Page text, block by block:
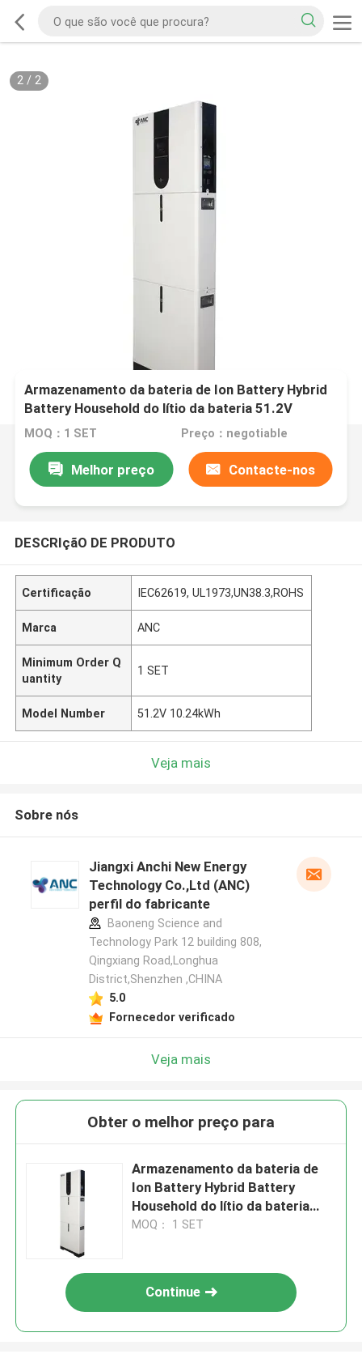
2/ 2
Armazenamento da bateria de Ion Battery Hybrid
Battery Household do lítio da bateria 51.2V
MOQ：1 SET Preço：negotiable
Melhor preço Contacte-nos
DESCRIçãO DE PRODUTO
Certificação IEC62619, UL1973,UN38.3,ROHS
Marca ANC
Minimum Order Q
uantity
1 SET
Model Number 51.2V 10.24kWh
Veja mais
Sobre nós
Jiangxi Anchi New Energy
Technology Co.,Ltd (ANC)
perfil do fabricante
Baoneng Science and
Technology Park 12 building 808,
Qingxiang Road,Longhua
District,Shenzhen ,CHINA
5.0
Fornecedor verificado
Veja mais
Obter o melhor preço para
Armazenamento da bateria de
Ion Battery Hybrid Battery
Household do lítio da bateria
51.2V
MOQ： 1 SET
Continue